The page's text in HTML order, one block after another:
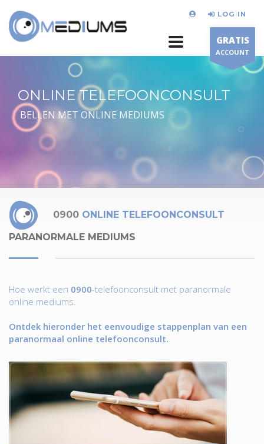
LOG IN
GRATIS
ACCOUNT
ONLINE TELEFOONCONSULT
BELLEN MET ONLINE MEDIUMS
0900 ONLINE TELEFOONCONSULT
PARANORMALE MEDIUMS
Hoe werkt een 0900-telefoonconsult met paranormale
online mediums.
Ontdek hieronder het eenvoudige stappenplan van een
paranormaal online telefoonconsult.